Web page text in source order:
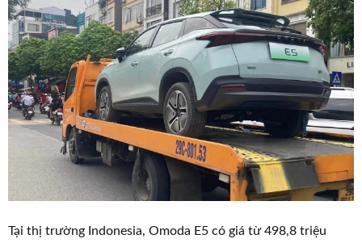
Tại thị trường Indonesia, Omoda E5 có giá từ 498,8 triệu